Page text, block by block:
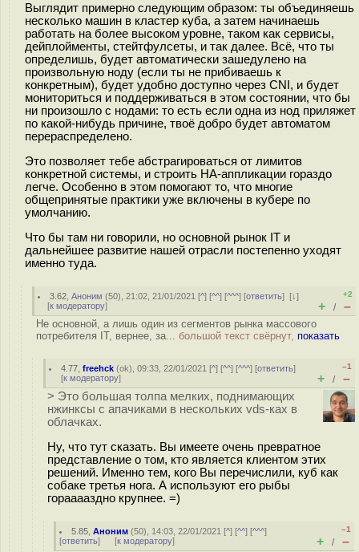
Выглядит примерно следующим образом: ты объединяешь
несколько машин в кластер куба, а затем начинаешь
работать на более высоком уровне, таком как сервисы,
дейплойменты, стейтфулсеты, и так далее. Всё, что ты
определишь, будет автоматически зашедулено на
произвольную ноду (если ты не прибиваешь к
конкретным), будет удобно доступно через CNI, и будет
мониториться и поддерживаться в этом состоянии, что бы
ни произошло с нодами: то есть если одна из нод приляжет
по какой-нибудь причине, твоё добро будет автоматом
перераспределено.
Это позволяет тебе абстрагироваться от лимитов
конкретной системы, и строить HA-аппликации гораздо
легче. Особенно в этом помогают то, что многие
общепринятые практики уже включены в кубере по
умолчанию.
Что бы там ни говорили, но основной рынок IT и
дальнейшее развитие нашей отрасли постепенно уходят
именно туда.
3.62 ,Аноним (50), 21:02, 21/01/2021 [^] [^^] [^^^] [ответить][↓]
[к модератору]
+2
+ / –
Не основной, а лишь один из сегментов рынка массового
потребителя IT, вернее, за... большой текст свёрнут, показать
4.77 ,freehck (ok), 09:33, 22/01/2021 [^] [^^] [^^^] [ответить]
[к модератору]
–1
+ / –
> Это большая толпа мелких, поднимающих
нжинксы с апачиками в нескольких vds-ках в
облачках.
Ну, что тут сказать. Вы имеете очень превратное
представление о том, кто является клиентом этих
решений. Именно тем, кого Вы перечислили, куб как
собаке третья нога. А используют его рыбы
горааааздно крупнее. =)
5.85 ,Аноним (50), 14:03, 22/01/2021 [^] [^^] [^^^]
[ответить] [к модератору]
–1
+ / –